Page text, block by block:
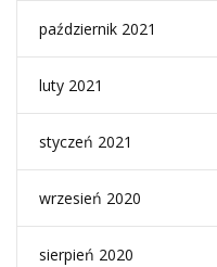
październik 2021
luty 2021
styczeń 2021
wrzesień 2020
sierpień 2020